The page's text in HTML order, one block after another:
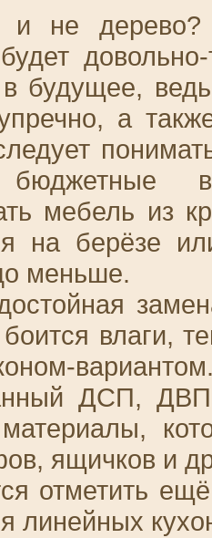
не дерево?
будущее,
а
бюджетные
мебель из
на берёзе
меньше.
влаги,
ДСП,
ящичков и
отметить
линейных